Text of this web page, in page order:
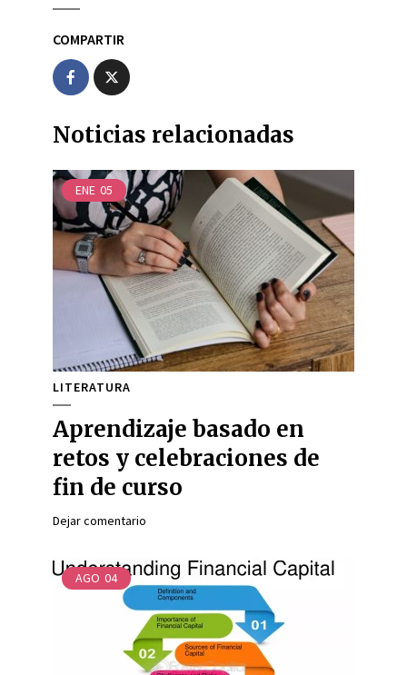
COMPARTIR
Noticias relacionadas
ENE 05
LITERATURA
Aprendizaje basado en
retos y celebraciones de
fin de curso
Dejar comentario
AGO 04